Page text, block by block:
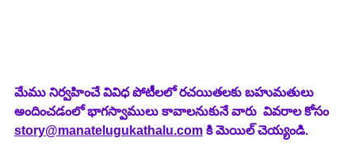
మేము నిర్వహించే వివిధ పోటీలలో రచయితలకు బహుమతులు
అందించడంలో భాగస్వాములు కావాలనుకునే వారు  వివరాల కోసం
story@manatelugukathalu.com కి మెయిల్ చెయ్యండి.